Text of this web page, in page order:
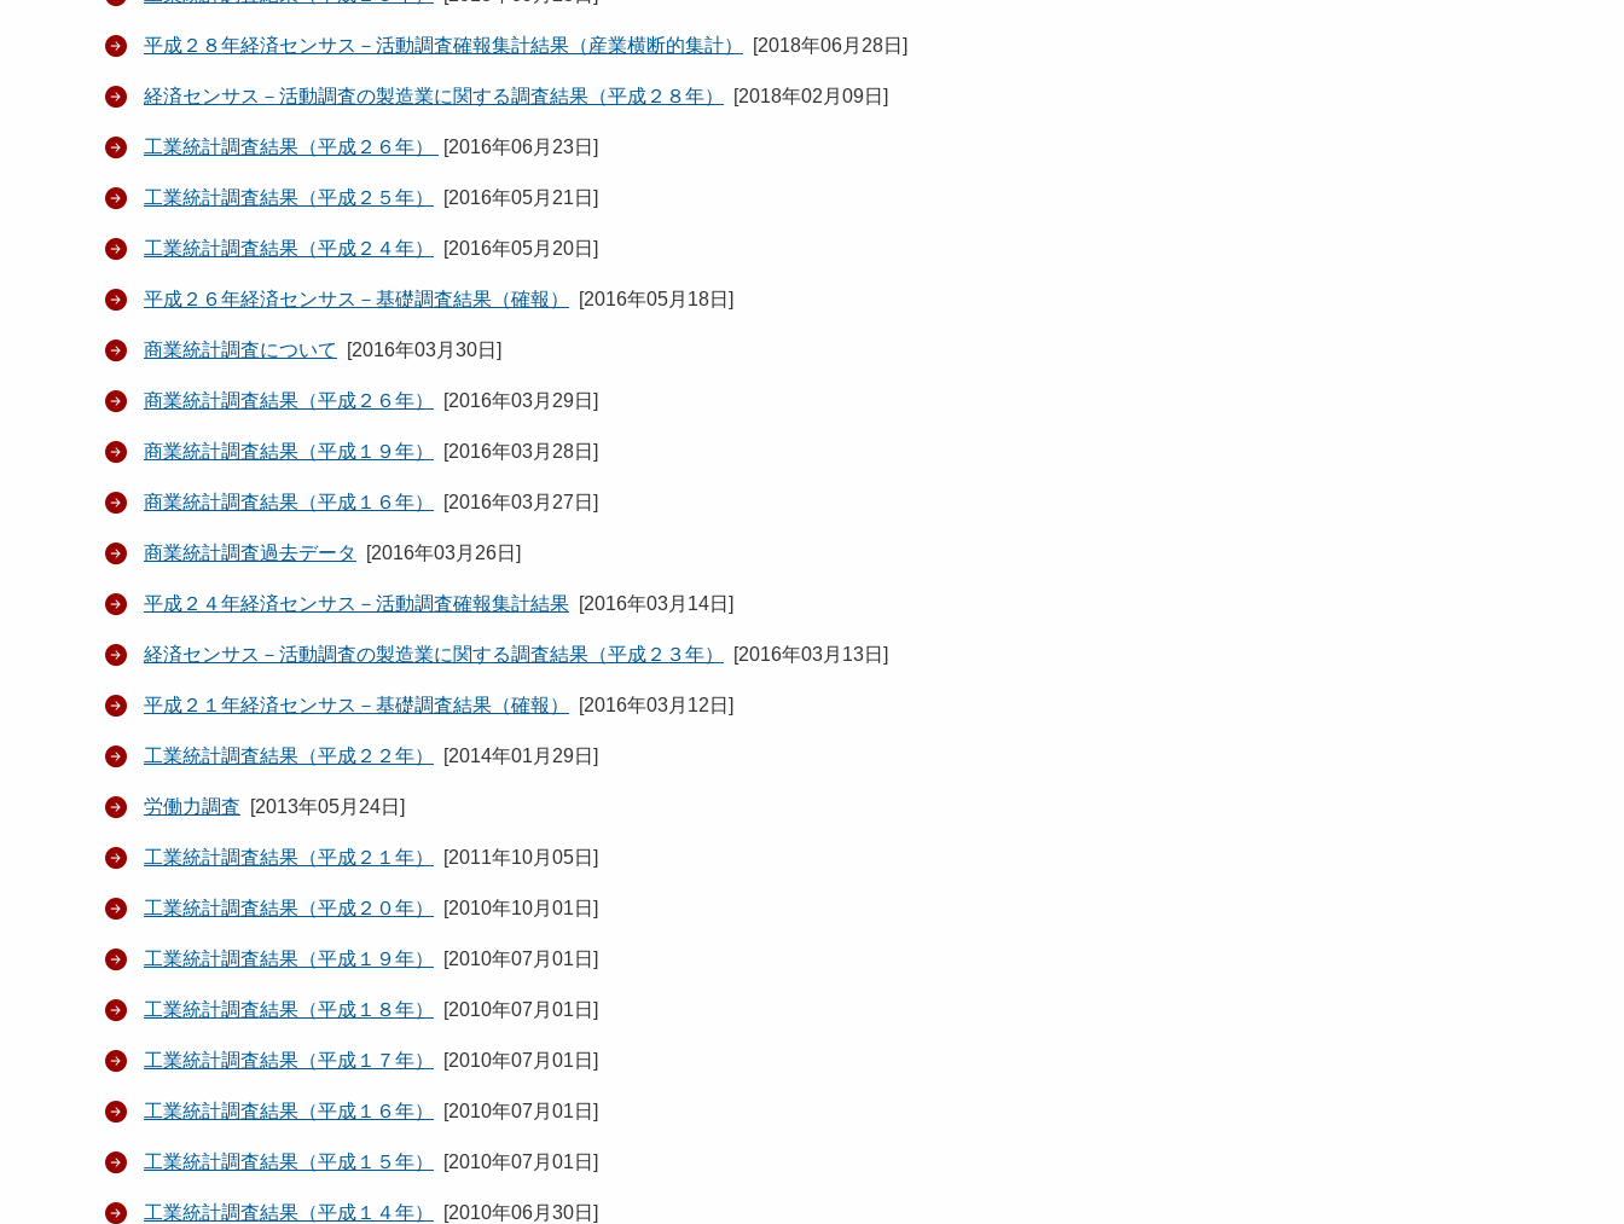
平成２８年経済センサス－活動調査確報集計結果（産業横断的集計） [2018年06月28日 ]
経済センサス－活動調査の製造業に関する調査結果（平成２８年） [2018年02月09日 ]
工業統計調査結果（平成２６年） [2016年06月23日 ]
工業統計調査結果（平成２５年） [2016年05月21日 ]
工業統計調査結果（平成２４年） [2016年05月20日 ]
平成２６年経済センサス－基礎調査結果（確報） [2016年05月18日 ]
商業統計調査について [2016年03月30日 ]
商業統計調査結果（平成２６年） [2016年03月29日 ]
商業統計調査結果（平成１９年） [2016年03月28日 ]
商業統計調査結果（平成１６年） [2016年03月27日 ]
商業統計調査過去データ [2016年03月26日 ]
平成２４年経済センサス－活動調査確報集計結果 [2016年03月14日 ]
経済センサス－活動調査の製造業に関する調査結果（平成２３年） [2016年03月13日 ]
平成２１年経済センサス－基礎調査結果（確報） [2016年03月12日 ]
工業統計調査結果（平成２２年） [2014年01月29日 ]
労働力調査 [2013年05月24日 ]
工業統計調査結果（平成２１年） [2011年10月05日 ]
工業統計調査結果（平成２０年） [2010年10月01日 ]
工業統計調査結果（平成１９年） [2010年07月01日 ]
工業統計調査結果（平成１８年） [2010年07月01日 ]
工業統計調査結果（平成１７年） [2010年07月01日 ]
工業統計調査結果（平成１６年） [2010年07月01日 ]
工業統計調査結果（平成１５年） [2010年07月01日 ]
工業統計調査結果（平成１４年） [2010年06月30日 ]